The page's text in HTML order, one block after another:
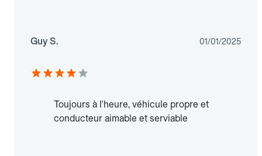
Guy S. 01/01/2025
Toujours à l'heure, véhicule propre et
conducteur aimable et serviable